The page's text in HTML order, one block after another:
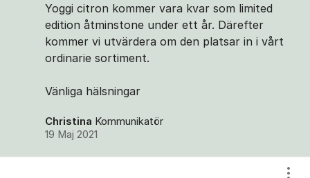
Yoggi citron kommer vara kvar som limited
edition åtminstone under ett år. Därefter
kommer vi utvärdera om den platsar in i vårt
ordinarie sortiment.
Vänliga hälsningar
Christina Kommunikatör
19 Maj 2021